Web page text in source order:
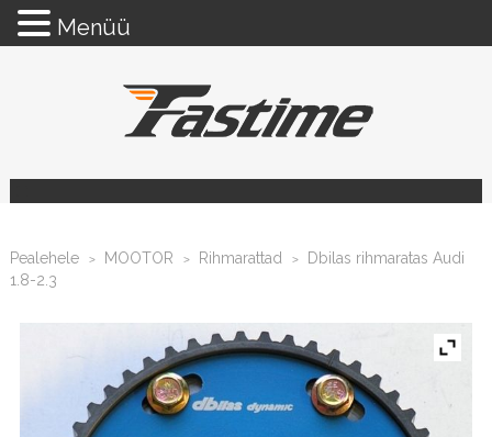
Pealehele > MOOTOR > Rihmarattad >
Dbilas rihmaratas Audi
1.8-2.3
Menüü